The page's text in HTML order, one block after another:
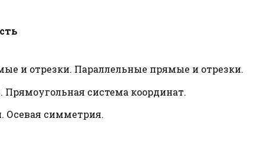
и отрезки. Параллельные прямые и отрезки.
Прямоугольная система координат.
Осевая симметрия.